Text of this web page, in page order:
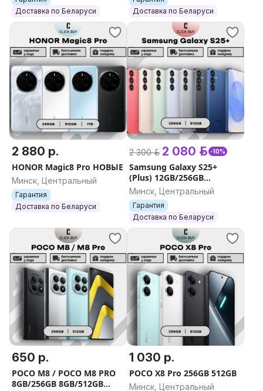
Доставка по Беларуси
Доставка по Беларуси
2 880 р.
HONOR Magic8 Pro НОВЫЕ
Минск, Центральный
Гарантия
Доставка по Беларуси
2 300 р. 2 080 р. -10%
Samsung Galaxy S25+
(Plus) 12GB/256GB
12GB/512GB
Минск, Центральный
Гарантия
Доставка по Беларуси
650 р.
POCO M8 / POCO M8 PRO
8GB/256GB 8GB/512GB
1 030 р.
POCO X8 Pro 256GB 512GB
Минск, Центральный